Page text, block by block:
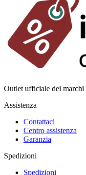
Outlet ufficiale dei
Assistenza
Contattaci
Centro assistenza
Garanzia
Spedizioni
Spedizioni